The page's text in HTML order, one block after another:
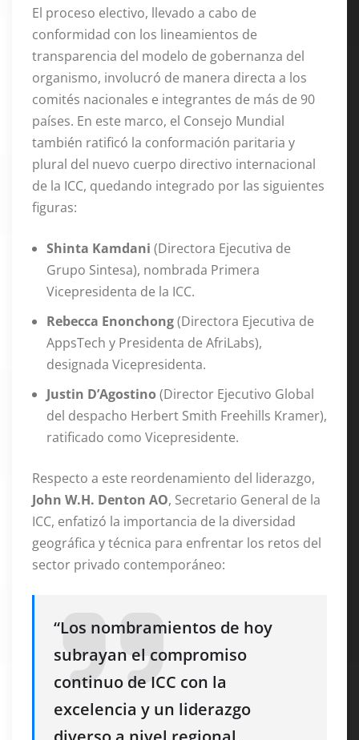
El proceso electivo, llevado a cabo de
conformidad con los lineamientos de
transparencia del modelo de gobernanza del
organismo, involucró de manera directa a los
comités nacionales e integrantes de más de 90
países. En este marco, el Consejo Mundial
también ratificó la conformación paritaria y
plural del nuevo cuerpo directivo internacional
de la ICC, quedando integrado por las siguientes
figuras:
Shinta Kamdani (Directora Ejecutiva de
Grupo Sintesa), nombrada Primera
Vicepresidenta de la ICC.
Rebecca Enonchong(Directora Ejecutiva de
AppsTech y Presidenta de AfriLabs),
designada Vicepresidenta.
Justin D’Agostino (Director Ejecutivo Global
del despacho Herbert Smith Freehills Kramer),
ratificado como Vicepresidente.
Respecto a este reordenamiento del liderazgo,
John W.H. Denton AO, Secretario General de la
ICC, enfatizó la importancia de la diversidad
geográfica y técnica para enfrentar los retos del
sector privado contemporáneo:
“Los nombramientos de hoy
subrayan el compromiso
continuo de ICC con la
excelencia y un liderazgo